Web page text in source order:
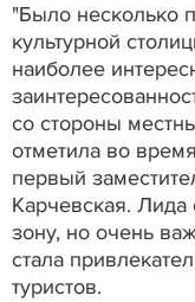
"Было несколько
культурной
наиболее
со стороны
отметила во
первый
Карчевская. Лида
зону, но очень
стала
туристов.